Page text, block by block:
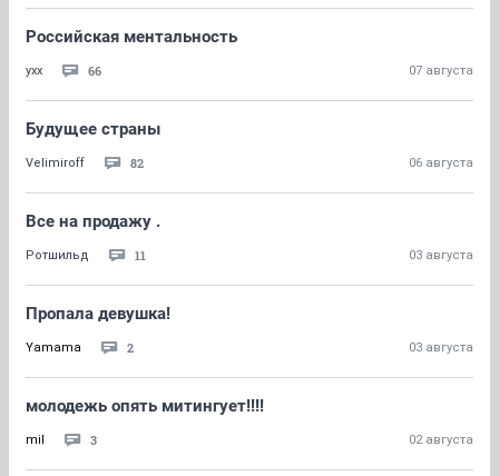
Российская ментальность
yxx 66 07 августа
Будущее страны
Velimiroff 82 06 августа
Все на продажу .
Ротшильд 11 03 августа
Пропала девушка!
Yamama 2 03 августа
молодежь опять митингует!!!!
mil 3 02 августа